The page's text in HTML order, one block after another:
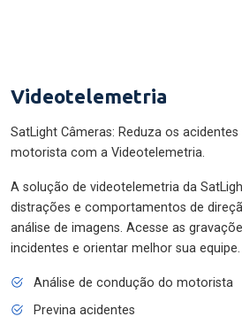
Videotelemetria
SatLight Câmeras: Reduza os
motorista com a Videotelemetria.
A solução de videotelemetria da
distrações e comportamentos de
análise de imagens. Acesse as
incidentes e orientar melhor sua equipe.
Análise de condução do motorista
Previna acidentes